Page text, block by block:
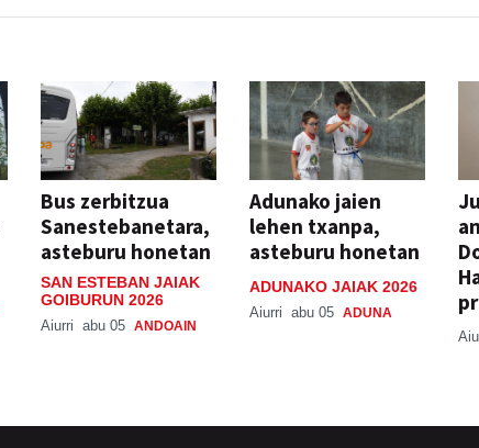
Bus zerbitzua
Sanestebanetara,
asteburu honetan
SAN ESTEBAN JAIAK
GOIBURUN 2026
Aiurri abu 05 ANDOAIN
Adunako jaien
lehen txanpa,
asteburu honetan
ADUNAKO JAIAK 2026
Aiurri abu 05 ADUNA